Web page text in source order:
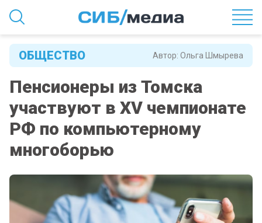
Автор: Ольга Шмырева
ОБЩЕСТВО
Пенсионеры из Томска
участвуют в XV чемпионате
РФ по компьютерному
многоборью